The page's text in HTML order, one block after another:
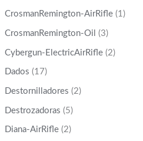
CrosmanRemington-AirRifle (1)
CrosmanRemington-Oil (3)
Cybergun-ElectricAirRifle (2)
Dados (17)
Destornilladores (2)
Destrozadoras (5)
Diana-AirRifle (2)